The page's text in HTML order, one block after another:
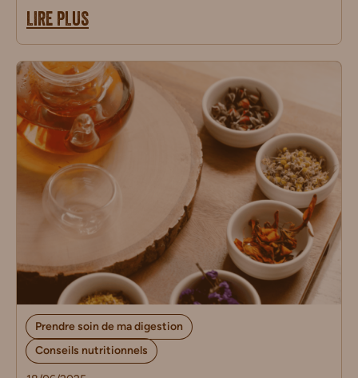
LIRE PLUS
Prendre soin de ma digestion
Conseils nutritionnels